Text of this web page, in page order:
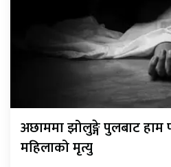
अछाममा झोलुङ्गे पुलबाट हाम
महिलाको मृत्यु